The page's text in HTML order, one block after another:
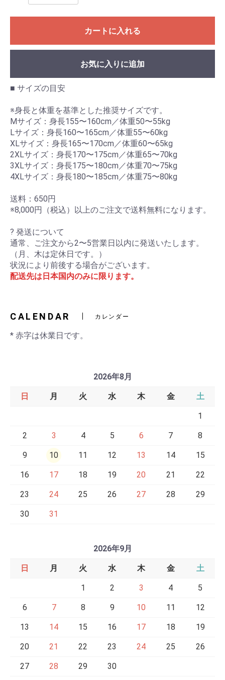
カートに入れる
お気に入りに追加
■ サイズの目安
※身長と体重を基準とした推奨サイズです。
Mサイズ：身長155〜160cm／体重50〜55kg
Lサイズ：身長160〜165cm／体重55〜60kg
XLサイズ：身長165〜170cm／体重60〜65kg
2XLサイズ：身長170〜175cm／体重65〜70kg
3XLサイズ：身長175〜180cm／体重70〜75kg
4XLサイズ：身長180〜185cm／体重75〜80kg
送料：650円
※8,000円（税込）以上のご注文で送料無料になります。
? 発送について
通常、ご注文から2〜5営業日以内に発送いたします。
（月、木は定休日です。）
状況により前後する場合がございます。
配送先は日本国内のみに限ります。
CALENDAR カレンダー
* 赤字は休業日です。
2026年8月
日 月 火 水 木 金 土
1
2 3 4 5 6 7 8
9 10 11 12 13 14 15
16 17 18 19 20 21 22
23 24 25 26 27 28 29
30 31
2026年9月
日 月 火 水 木 金 土
1 2 3 4 5
6 7 8 9 10 11 12
13 14 15 16 17 18 19
20 21 22 23 24 25 26
27 28 29 30